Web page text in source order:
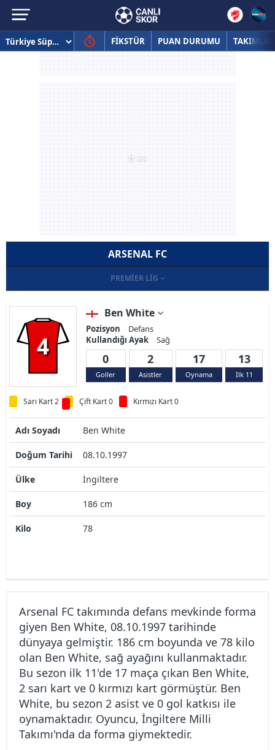
FİKSTÜR PUAN DURUMU TAKIMLAR
ARSENAL FC
PREMIER LIG
4
Ben White
Pozisyon
Defans
Kullandığı Ayak
Sağ
0
Goller
2
Asistler
17
Oynama
13
İlk 11
Sarı Kart 2 Çift Kart 0 Kırmızı Kart 0
Adı Soyadı Ben White
Doğum Tarihi 08.10.1997
Ülke İngiltere
Boy 186 cm
Kilo 78
Arsenal FC takımında defans mevkinde forma
giyen Ben White, 08.10.1997 tarihinde
dünyaya gelmiştir. 186 cm boyunda ve 78 kilo
olan Ben White, sağ ayağını kullanmaktadır.
Bu sezon ilk 11'de 17 maça çıkan Ben White,
2 sarı kart ve 0 kırmızı kart görmüştür. Ben
White, bu sezon 2 asist ve 0 gol katkısı ile
oynamaktadır. Oyuncu, İngiltere Milli
Takımı'nda da forma giymektedir.